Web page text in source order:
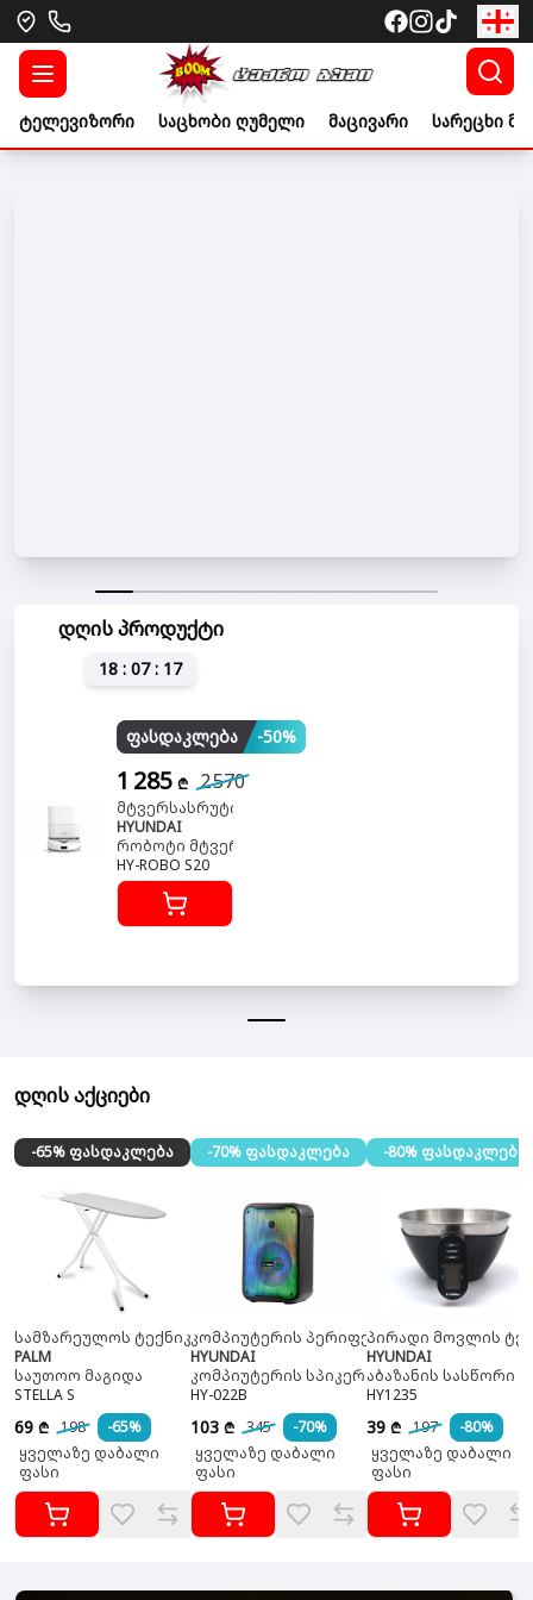
ტელევიზორი საცხობი ღუმელი მაცივარი სარეცხი
დღის პროდუქტი
18 : 07 : 16
ფასდაკლება -50%
1 285 ₾ 2 570
მტვერსასრუტი
HYUNDAI
რობოტი მტვერსასრუტი
HY-ROBO S20
დღის აქციები
-65% ფასდაკლება
სამზარეულოს ტექნიკა
PALM
საუთოო მაგიდა
STELLA S
69 ₾ 198
-65%
ყველაზე დაბალი
ფასი
-70% ფასდაკლება
კომპიუტერის პერიფერია
HYUNDAI
კომპიუტერის სპიკერი
HY-022B
103 ₾ 345
-70%
ყველაზე დაბალი
ფასი
-80% ფასდაკლება
პირადი მოვლის
HYUNDAI
აბაზანის სასწორი
HY1235
39 ₾ 197
-80%
ყველაზე დაბალი
ფასი